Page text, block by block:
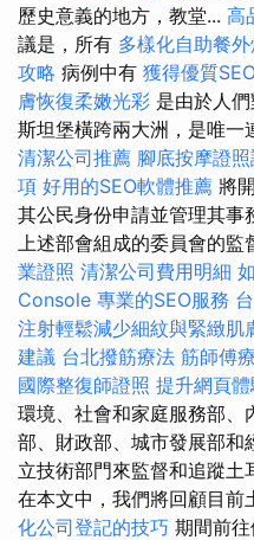
歷史意義的地方，教堂... 高
議是，所有 多樣化自助餐
攻略 病例中有 獲得優質
膚恢復柔嫩光彩 是由於人
斯坦堡橫跨兩大洲，是唯一
清潔公司推薦 腳底按摩證
項 好用的SEO軟體推薦 將
其公民身份申請並管理其事
上述部會組成的委員會的監
業證照 清潔公司費用明細
Console 專業的SEO服務
注射輕鬆減少細紋與緊緻肌
建議 台北撥筋療法 筋師傅
國際整復師證照 提升網頁
環境、社會和家庭服務部、
部、財政部、城市發展部和
立技術部門來監督和追蹤土
在本文中，我們將回顧目
化公司登記的技巧 期間前